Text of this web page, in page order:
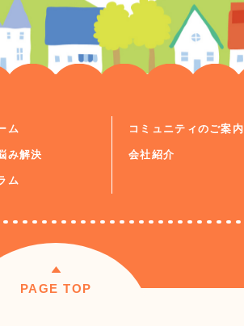
ム
み解決
ム
コミュニティのご案内
会社紹介
PAGE TOP